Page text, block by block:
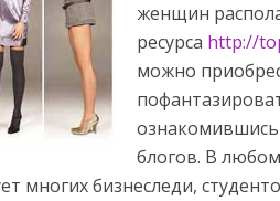
женщин
ресурса http://
можно
блогов. В
многих бизнеследи,